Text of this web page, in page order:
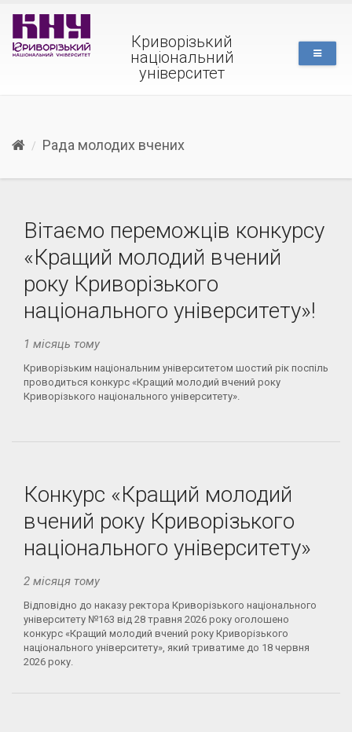
Криворізький
національний
університет
Рада молодих вчених
Вітаємо переможців конкурсу
«Кращий молодий вчений
року Криворізького
національного університету»!
1 місяць тому
Криворізьким національним університетом шостий рік поспіль
проводиться конкурс «Кращий молодий вчений року
Криворізького національного університету».
Конкурс «Кращий молодий
вчений року Криворізького
національного університету»
2 місяця тому
Відповідно до наказу ректора Криворізького національного
університету №163 від 28 травня 2026 року оголошено
конкурс «Кращий молодий вчений року Криворізького
національного університету», який триватиме до 18 червня
2026 року.